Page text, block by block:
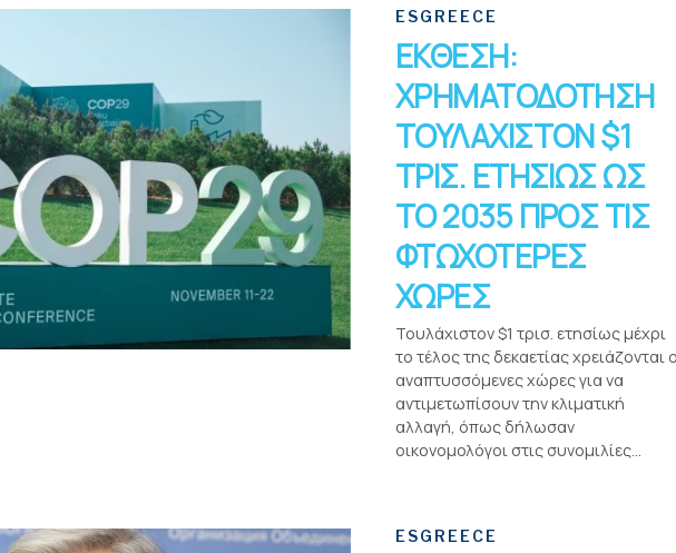
ESGREECE
ΕΚΘΕΣΗ:
ΧΡΗΜΑΤΟΔΟΤΗΣΗ
ΤΟΥΛΑΧΙΣΤΟΝ $1
ΤΡΙΣ. ΕΤΗΣΙΩΣ ΩΣ
ΤΟ 2035 ΠΡΟΣ ΤΙΣ
ΦΤΩΧΟΤΕΡΕΣ
ΧΩΡΕΣ
Τουλάχιστον $1 τρισ. ετησίως μέχρι
το τέλος της δεκαετίας χρειάζονται
αναπτυσσόμενες χώρες για να
αντιμετωπίσουν την κλιματική
αλλαγή, όπως δήλωσαν
οικονομολόγοι στις συνομιλίες...
ESGREECE